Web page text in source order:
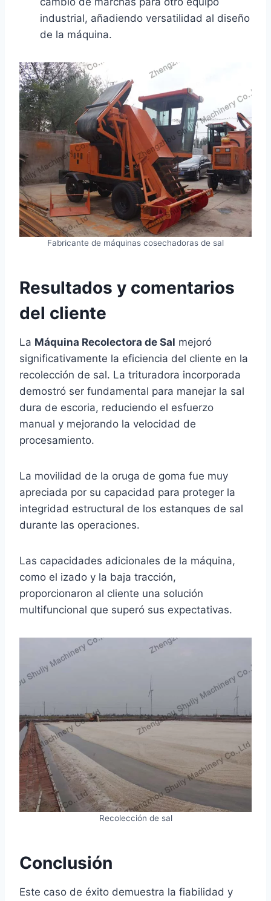
industrial, añadiendo versatilidad al diseño
de la máquina.
Fabricante de máquinas cosechadoras de sal
Resultados y comentarios
del cliente
La Máquina Recolectora de Sal mejoró
significativamente la eficiencia del cliente en la
recolección de sal. La trituradora incorporada
demostró ser fundamental para manejar la sal
dura de escoria, reduciendo el esfuerzo
manual y mejorando la velocidad de
procesamiento.
La movilidad de la oruga de goma fue muy
apreciada por su capacidad para proteger la
integridad estructural de los estanques de sal
durante las operaciones.
Las capacidades adicionales de la máquina,
como el izado y la baja tracción,
proporcionaron al cliente una solución
multifuncional que superó sus expectativas.
Recolección de sal
Conclusión
Este caso de éxito demuestra la fiabilidad y